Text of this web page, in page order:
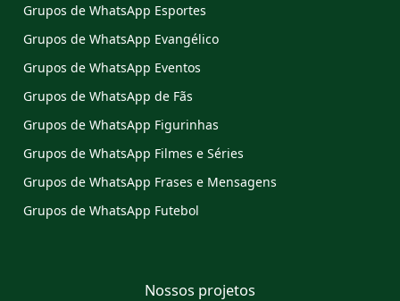
Grupos de WhatsApp Esportes
Grupos de WhatsApp Evangélico
Grupos de WhatsApp Eventos
Grupos de WhatsApp de Fãs
Grupos de WhatsApp Figurinhas
Grupos de WhatsApp Filmes e Séries
Grupos de WhatsApp Frases e Mensagens
Grupos de WhatsApp Futebol
Nossos projetos